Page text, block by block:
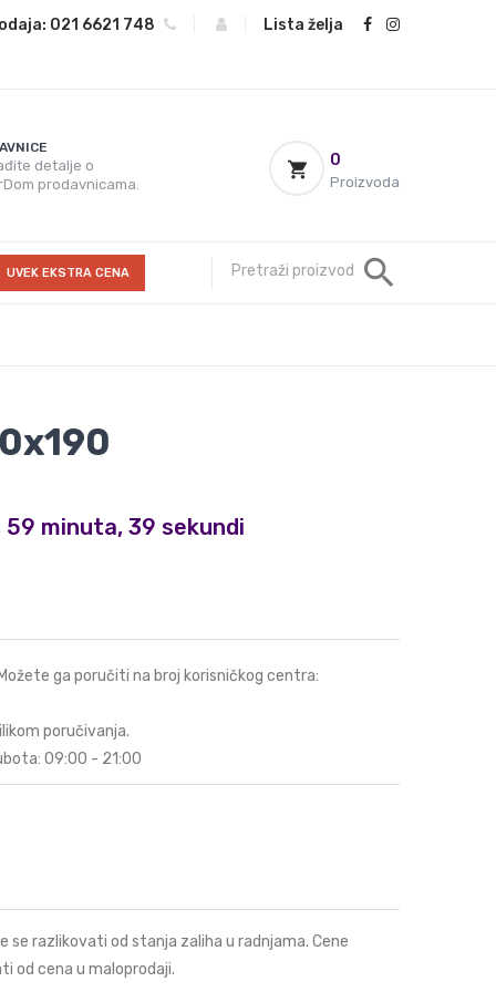
021 6621 748 Lista želja
detalje o
prodavnicama.
0
Proizvoda
UVEK EKSTRA CENA
minuta, 38 sekundi
ga poručiti na broj korisničkog centra:
poručivanja.
09:00 - 21:00
razlikovati od stanja zaliha u radnjama. Cene
od cena u maloprodaji.